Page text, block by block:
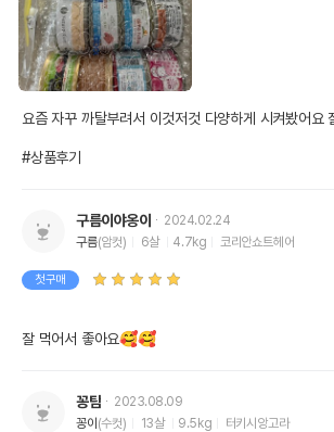
요즘 자꾸 까탈부려서 이것저것 다양하게 시켜봤어요
#상품후기
구름이야옹이
2024.02.24
구름(암컷) 6살 4.7kg 코리안쇼트헤어
첫구매
잘 먹어서 좋아요🥰🥰
꽁탐
2023.08.09
꽁이 (수컷) 13살 9.5kg 터키시앙고라